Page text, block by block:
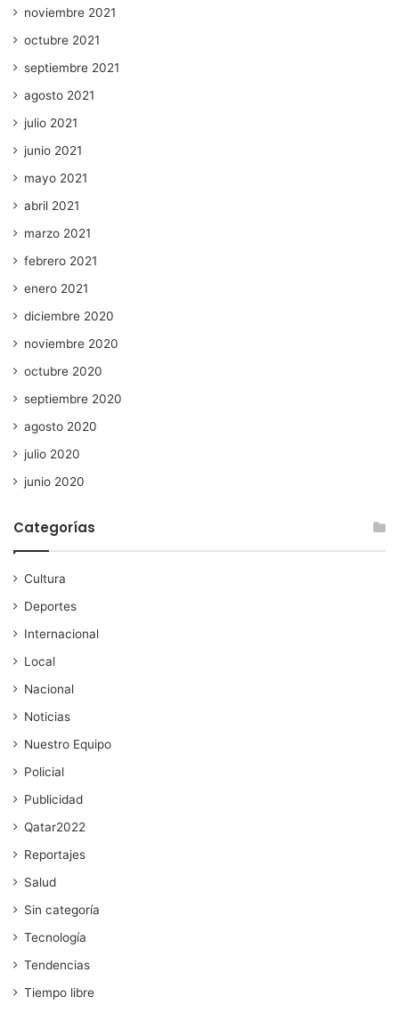
noviembre 2021
octubre 2021
septiembre 2021
agosto 2021
julio 2021
junio 2021
mayo 2021
abril 2021
marzo 2021
febrero 2021
enero 2021
diciembre 2020
noviembre 2020
octubre 2020
septiembre 2020
agosto 2020
julio 2020
junio 2020
Categorías
Cultura
Deportes
Internacional
Local
Nacional
Noticias
Nuestro Equipo
Policial
Publicidad
Qatar2022
Reportajes
Salud
Sin categoría
Tecnología
Tendencias
Tiempo libre